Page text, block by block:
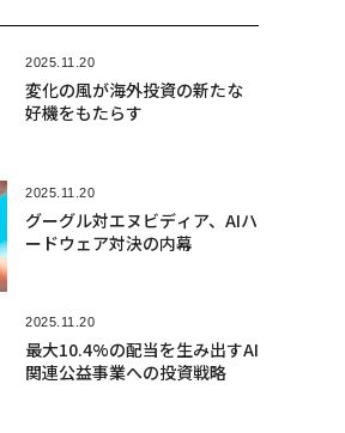
2025.11.20
変化の風が海外投資の新たな
好機をもたらす
2025.11.20
グーグル対エヌビディア、AIハ
ードウェア対決の内幕
2025.11.20
最大10.4%の配当を生み出すAI
関連公益事業への投資戦略